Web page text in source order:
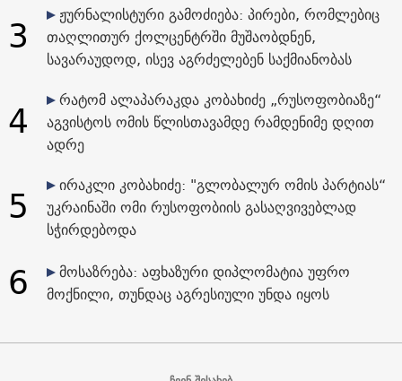
3
ჟურნალისტური გამოძიება: პირები, რომლებიც
თაღლითურ ქოლცენტრში მუშაობდნენ,
სავარაუდოდ, ისევ აგრძელებენ საქმიანობას
4
რატომ ალაპარაკდა კობახიძე „რუსოფობიაზე“
აგვისტოს ომის წლისთავამდე რამდენიმე დღით
ადრე
5
ირაკლი კობახიძე: "გლობალურ ომის პარტიას“
უკრაინაში ომი რუსოფობიის გასაღვივებლად
სჭირდებოდა
6
მოსაზრება: აფხაზური დიპლომატია უფრო
მოქნილი, თუნდაც აგრესიული უნდა იყოს